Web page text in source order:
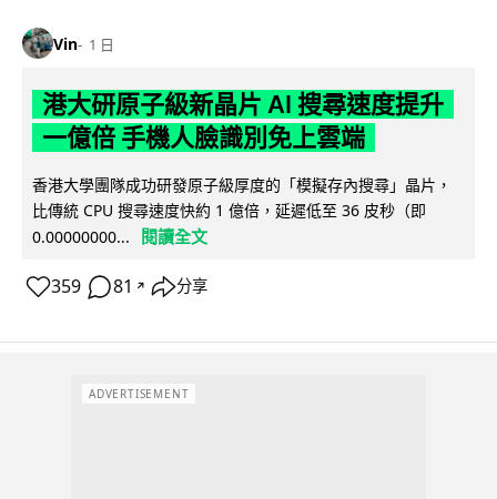
Vin 1 日
港大研原子級新晶片 AI 搜尋速度提升
一億倍 手機人臉識別免上雲端
香港大學團隊成功研發原子級厚度的「模擬存內搜尋」晶片，
比傳統 CPU 搜尋速度快約 1 億倍，延遲低至 36 皮秒（即
0.00000000...
閱讀全文
359 81 ↗ 分享
ADVERTISEMENT